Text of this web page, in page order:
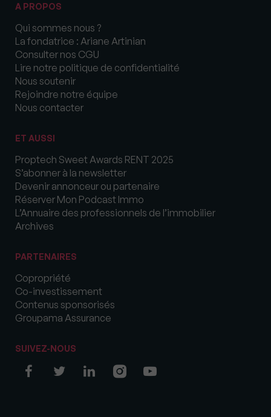
A PROPOS
Qui sommes nous ?
La fondatrice : Ariane Artinian
Consulter nos CGU
Lire notre politique de confidentialité
Nous soutenir
Rejoindre notre équipe
Nous contacter
ET AUSSI
Proptech Sweet Awards RENT 2025
S’abonner à la newsletter
Devenir annonceur ou partenaire
Réserver Mon Podcast Immo
L’Annuaire des professionnels de l’immobilier
Archives
PARTENAIRES
Copropriété
Co-investissement
Contenus sponsorisés
Groupama Assurance
SUIVEZ-NOUS